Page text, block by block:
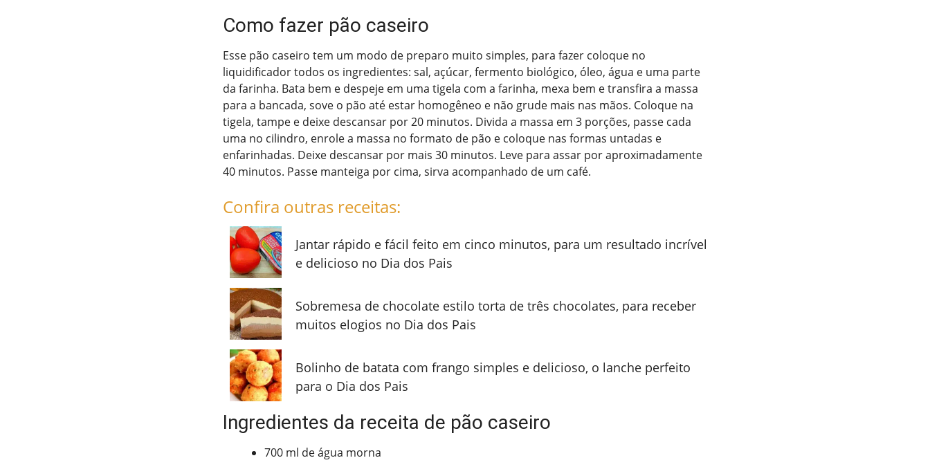
Como fazer pão caseiro
Esse pão caseiro tem um modo de preparo muito simples, para fazer coloque no
liquidificador todos os ingredientes: sal, açúcar, fermento biológico, óleo, água e uma parte
da farinha. Bata bem e despeje em uma tigela com a farinha, mexa bem e transfira a massa
para a bancada, sove o pão até estar homogêneo e não grude mais nas mãos. Coloque na
tigela, tampe e deixe descansar por 20 minutos. Divida a massa em 3 porções, passe cada
uma no cilindro, enrole a massa no formato de pão e coloque nas formas untadas e
enfarinhadas. Deixe descansar por mais 30 minutos. Leve para assar por aproximadamente
40 minutos. Passe manteiga por cima, sirva acompanhado de um café.
Confira outras receitas:
Jantar rápido e fácil feito em cinco minutos, para um resultado incrível
e delicioso no Dia dos Pais
Sobremesa de chocolate estilo torta de três chocolates, para receber
muitos elogios no Dia dos Pais
Bolinho de batata com frango simples e delicioso, o lanche perfeito
para o Dia dos Pais
Ingredientes da receita de pão caseiro
700 ml de água morna